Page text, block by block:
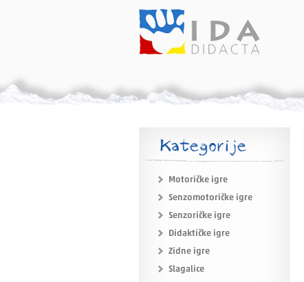
Kategorije
Motoričke igre
Senzomotoričke igre
Senzoričke igre
Didaktičke igre
Zidne igre
Slagalice